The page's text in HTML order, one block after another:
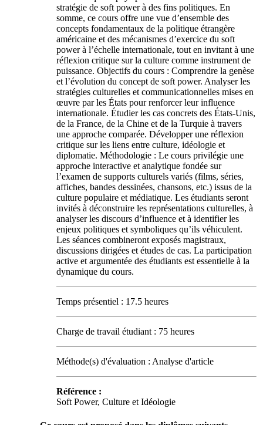
stratégie de soft power à des fins politiques. En
somme, ce cours offre une vue d’ensemble des
concepts fondamentaux de la politique étrangère
américaine et des mécanismes d’exercice du soft
power à l’échelle internationale, tout en invitant à une
réflexion critique sur la culture comme instrument de
puissance. Objectifs du cours : Comprendre la genèse
et l’évolution du concept de soft power. Analyser les
stratégies culturelles et communicationnelles mises en
œuvre par les États pour renforcer leur influence
internationale. Étudier les cas concrets des États-Unis,
de la France, de la Chine et de la Turquie à travers
une approche comparée. Développer une réflexion
critique sur les liens entre culture, idéologie et
diplomatie. Méthodologie : Le cours privilégie une
approche interactive et analytique fondée sur
l’examen de supports culturels variés (films, séries,
affiches, bandes dessinées, chansons, etc.) issus de la
culture populaire et médiatique. Les étudiants seront
invités à déconstruire les représentations culturelles, à
analyser les discours d’influence et à identifier les
enjeux politiques et symboliques qu’ils véhiculent.
Les séances combineront exposés magistraux,
discussions dirigées et études de cas. La participation
active et argumentée des étudiants est essentielle à la
dynamique du cours.
Temps présentiel : 17.5 heures
Charge de travail étudiant : 75 heures
Méthode(s) d'évaluation : Analyse d'article
Référence :
Soft Power, Culture et Idéologie